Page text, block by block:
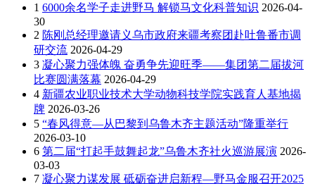
1 6000余名学子走进野马 解锁马文化科普知识 2026-04-
30
2 陈刚总经理邀请义乌市政府来疆考察团赴吐鲁番市调
研交流 2026-04-29
3 凝心聚力强体魄 奋勇争先迎旺季——集团第二届拔河
比赛圆满落幕 2026-04-29
4 新疆农业职业技术大学动物科技学院实践育人基地揭
牌 2026-03-26
5 “春风得意—从巴黎到乌鲁木齐主题活动”隆重举行
2026-03-10
6 第二届“打起手鼓舞起龙”乌鲁木齐社火巡游展演 2026-
03-03
7 凝心聚力谋发展 砥砺奋进启新程—野马金服召开2025